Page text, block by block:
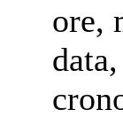
ore,